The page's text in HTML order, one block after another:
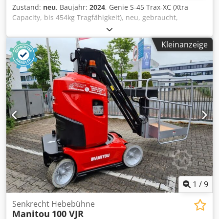
Zustand: neu, Baujahr: 2024, Genie S-45 Trax-XC (Xtra
Capacity, bis 454kg Tragfähigkeit), neu, gebraucht,
Vorführmaschinen verfügbar Cjdperpzguofx Ab Tsha
Kleinanzeige
1 /9
Senkrecht Hebebühne
Manitou 100 VJR